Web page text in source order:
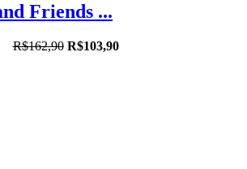
Friends ...
R$162,90 R$103,90